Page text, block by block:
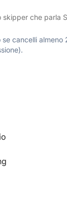
che parla
cancelli